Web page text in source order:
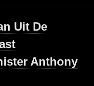
Uit De
Anthony